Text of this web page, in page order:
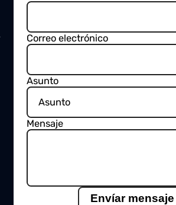
momento para recibir más
técnico.
Nombre
Correo electrónico